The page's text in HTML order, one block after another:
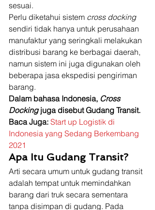
sesuai.
Perlu diketahui sistem cross docking
sendiri tidak hanya untuk perusahaan
manufaktur yang seringkali melakukan
distribusi barang ke berbagai daerah,
namun sistem ini juga digunakan oleh
beberapa jasa ekspedisi pengiriman
barang.
Dalam bahasa Indonesia, Cross
Docking juga disebut Gudang Transit.
Baca Juga: Start up Logistik di
Indonesia yang Sedang Berkembang
2021
Apa Itu Gudang Transit?
Arti secara umum untuk gudang transit
adalah tempat untuk memindahkan
barang dari truk secara sementara
tanpa disimpan di gudang. Pada